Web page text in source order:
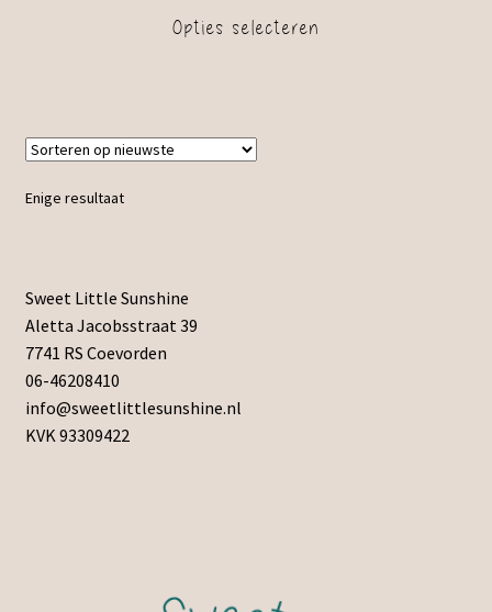
Opties selecteren
Enige resultaat
Sweet Little Sunshine
Aletta Jacobsstraat 39
7741 RS Coevorden
06-46208410
info@sweetlittlesunshine.nl
KVK 93309422